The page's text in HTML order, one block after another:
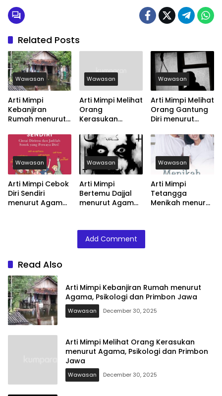
Related Posts
Wawasan
Arti Mimpi
Kebanjiran
Rumah menurut
dan Primbon
Jawa
Wawasan
Arti Mimpi Melihat
Orang
Kerasukan
Psikologi dan
Primbon Jawa
Wawasan
Arti Mimpi Melihat
Orang Gantung
Diri menurut
dan Primbon
Jawa
Wawasan
Arti Mimpi Cebok
Diri Sendiri
menurut Agama,
Wawasan
Arti Mimpi
Bertemu Dajjal
menurut Agama,
Wawasan
Arti Mimpi
Tetangga
Menikah menurut
Add Comment
Read Also
Arti Mimpi Kebanjiran Rumah menurut
Agama, Psikologi dan Primbon Jawa
Wawasan December 30, 2025
Arti Mimpi Melihat Orang Kerasukan
menurut Agama, Psikologi dan Primbon
Jawa
Wawasan December 30, 2025